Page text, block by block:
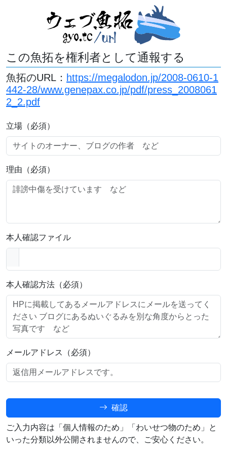
この魚拓を権利者として通報する
魚拓のURL： https://megalodon.jp/2008-0610-1
442-28/www.genepax.co.jp/pdf/press_2008061
2_2.pdf
立場（必須）
理由（必須）
本人確認ファイル
本人確認方法（必須）
メールアドレス（必須）
確認
ご入力内容は「個人情報のため」「わいせつ物のため」と
いった分類以外公開されませんので、ご安心ください。